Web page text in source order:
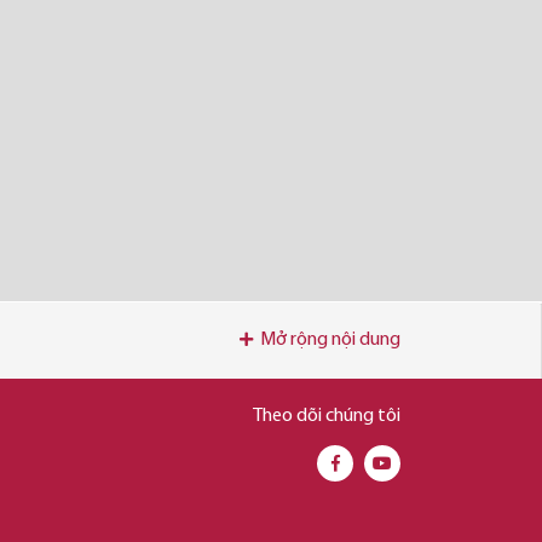
Mở rộng nội dung
Theo dõi chúng tôi